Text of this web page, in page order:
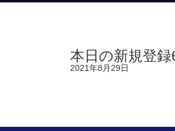
本日の新規登録
2021年8月29日